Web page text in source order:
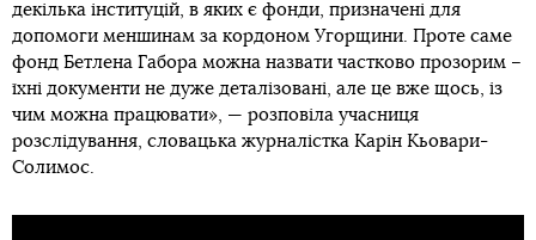
декілька інституцій, в яких є фонди, призначені для
допомоги меншинам за кордоном Угорщини. Проте саме
фонд Бетлена Габора можна назвати частково прозорим –
їхні документи не дуже деталізовані, але це вже щось, із
чим можна працювати», — розповіла учасниця
розслідування, словацька журналістка Карін Кьовари-
Солимос.